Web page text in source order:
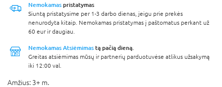
Nemokamas pristatymas
Siuntą pristatysime per 1-3 darbo dienas, jeigu prie prekės
nenurodyta kitaip. Nemokamas pristatymas į paštomatus perkant už
60 eur ir daugiau.
Nemokamas Atsiėmimas tą pačią dieną.
Greitas atsiėmimas mūsų ir partnerių parduotuvėse atlikus užsakymą
iki 12:00 val.
Amžius: 3+ m.